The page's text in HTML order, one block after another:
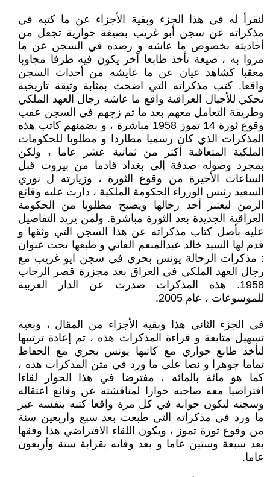
لنقرأ له في هذا الجزء وبقية الأجزاء عن ما كتبه في
مذكراته عن سجن أبو غريب بصيغة حوارية تجعل من
أحاديثه بخصوص ما عاشه و رصده في السجن عن ما
مروا به ، صيغة تأخذ طابعا آخر يكون فيه طرفا مجاوبا
معقبا كشاهد عيان عن ما عايشه من أحداث السجن
واقعا. كتب مذكراته التي اضحت بمثابة وثيقة تاريخية
تحكي للأجيال العراقية واقع ما عاشه رجال العهد الملكي
وطريقة التعامل معهم بعد ما تم زجهم في السجن عقب
وقوع ثورة 14 تموز 1958 مباشرة ، و بضمنهم كاتب هذه
المذكرات الذي كان رسميا مطاردا و مطلوبا للحكومات
الملكية المتعاقبة أكثر من ثمانية عشر عاما ، ولكن
بمجرد وصوله صدفة إلى بغداد قادما من بيروت قبل
الساعات الأخيرة من وقوع الثورة ، وزيارته ل نوري
السعيد رئيس الوزراء الحكومة الملكية ، دارت عليه وقائع
الزمن ليعتبر أحد رجالها ويصبح مطلوبا من الحكومة
العراقية الجديدة بعد الثورة مباشرة. ولمن يريد التفاصيل
عليه بأصل كتاب مذكراته عن هذا السجن التي وثقها و
قدم لها السيد خالد عبدالمنعم العاني و طبعها تحت عنوان
: مذكرات الرحالة يونس بحري في سجن ايو غريب مع
رجال العهد الملكي في العراق بعد مجزرة قصر الرحاب
1958. هذه المذكرات صدرت عن الدار العربية
للموسوعات ، عام 2005.
في الجزء الثاني هذا وبقية الأجزاء من المقال ، وبغية
تسهيل متابعة و قراءة المذكرات هذه ، تم إعادة ترتيبها
لتأخذ طابع حواري مع كاتبها يونس بحري مع الحفاظ
تماما جوهرا و نصا على ما ورد في متن المذكرات هذه ،
كما هو مائة بالمائه ، مفترضا في هذا الحوار لقاءا
افتراضيا معه صاحبه حوارا لمناقشته عن وقائع اعتقاله
وسجنه ليكون جوابه في كل مرة واقعا كتبه بنفسه عبر
ما ورد في مذكراته التي طبعت بعد سبع واربعين سنة
من وقوع ثورة تموز ، ويكون اللقاء الافتراضي هذا وفقها
بعد سبعة وستين عاما و بعد وفاته بقرابة ستة وأربعون
عاما.